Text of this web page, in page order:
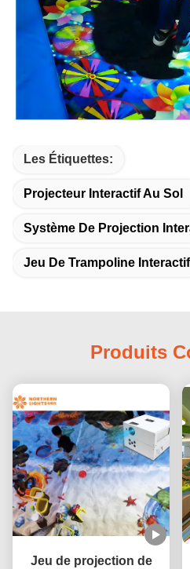
Les Étiquettes:
Projecteur Interactif Au Sol
Système De Projection
Jeu De Trampoline Interactif
Produits
Jeu de projection de